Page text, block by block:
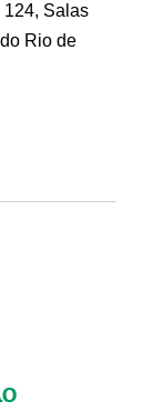
124, Salas
Rio de